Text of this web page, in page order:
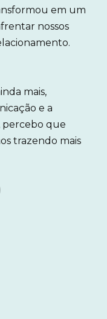
em um
nossos
mais,
e a
percebo que
trazendo mais